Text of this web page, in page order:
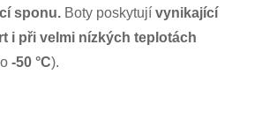
sponu. Boty poskytují vynikající
i při velmi nízkých teplotách
-50 °C).